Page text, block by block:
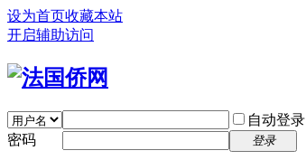
设为首页收藏本站
开启辅助访问
自动登录
密码
登录